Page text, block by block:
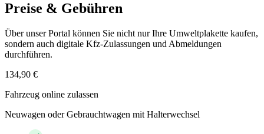
Preise & Gebühren
Über unser Portal können Sie nicht nur Ihre Umweltplakette kaufen,
sondern auch digitale Kfz-Zulassungen und Abmeldungen
durchführen.
134,90 €
Fahrzeug online zulassen
Neuwagen oder Gebrauchtwagen mit Halterwechsel